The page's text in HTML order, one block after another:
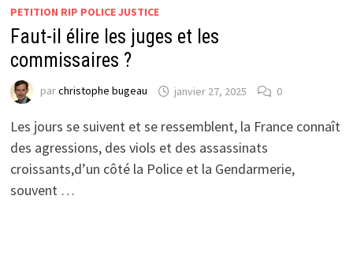
PETITION RIP POLICE JUSTICE
Faut-il élire les juges et les
commissaires ?
parchristophe bugeau janvier 27, 2025 0
Les jours se suivent et se ressemblent, la France connaît
des agressions, des viols et des assassinats
croissants,d’un côté la Police et la Gendarmerie,
souvent …